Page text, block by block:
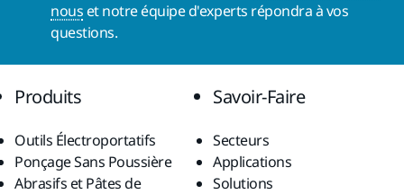
nous et notre équipe d'experts répondra à vos
questions.
Produits
Outils Électroportatifs
Ponçage Sans Poussière
Abrasifs et Pâtes de
Savoir-Faire
Secteurs
Applications
Solutions